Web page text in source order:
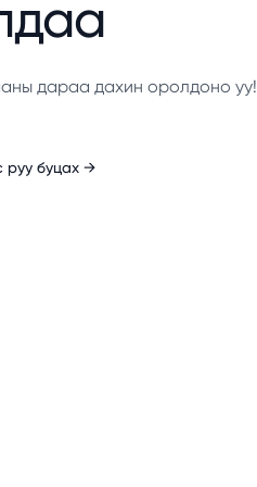
дараа дахин оролдоно уу!
руу буцах →